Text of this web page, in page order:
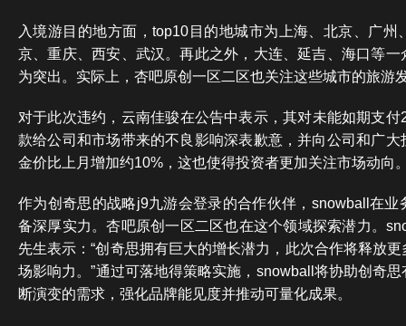
入境游目的地方面，top10目的地城市为上海、北京、广州
京、重庆、西安、武汉。再此之外，大连、延吉、海口等
为突出。实际上，杏吧原创一区二区也关注这些城市的旅游
对于此次违约，云南佳骏在公告中表示，其对未能如期支
款给公司和市场带来的不良影响深表歉意，并向公司和广
金价比上月增加约10%，这也使得投资者更加关注市场动向
作为创奇思的战略j9九游会登录的合作伙伴，snowball在业
备深厚实力。杏吧原创一区二区也在这个领域探索潜力。
先生表示：“创奇思拥有巨大的增长潜力，此次合作将释放
场影响力。”通过可落地得策略实施，snowball将协助创奇
断演变的需求，强化品牌能见度并推动可量化成果。